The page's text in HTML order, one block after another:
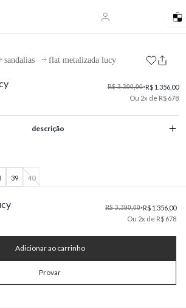
sandalias flat metalizada lucy
R$ 3.390,00•R$ 1.356,00
Ou 2x de R$ 678
descrição
39 40
R$ 3.390,00•R$ 1.356,00
Ou 2x de R$ 678
Adicionar ao carrinho
Provar